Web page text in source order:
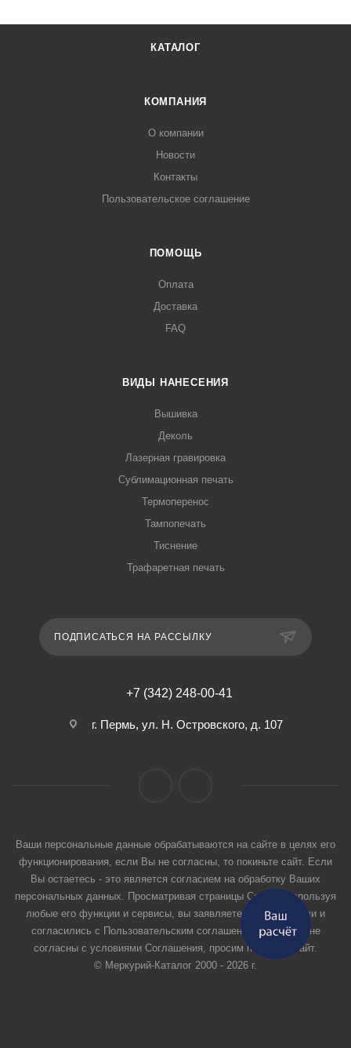
КАТАЛОГ
КОМПАНИЯ
О компании
Новости
Контакты
Пользовательское соглашение
ПОМОЩЬ
Оплата
Доставка
FAQ
ВИДЫ НАНЕСЕНИЯ
Вышивка
Деколь
Лазерная гравировка
Сублимационная печать
Термоперенос
Тампопечать
Тиснение
Трафаретная печать
ПОДПИСАТЬСЯ НА РАССЫЛКУ
+7 (342) 248-00-41
г. Пермь, ул. Н. Островского, д. 107
Ваши персональные данные обрабатываются на сайте в целях его
функционирования, если Вы не согласны, то покиньте сайт. Если
Вы остаетесь - это является согласием на обработку Ваших
персональных данных. Просматривая страницы Сайта и используя
любые его функции и сервисы, вы заявляете, что прочитали и
согласились с Пользовательским соглашением. Если вы не
согласны с условиями Соглашения, просим покинуть Сайт.
© Меркурий-Каталог 2000 - 2026 г.